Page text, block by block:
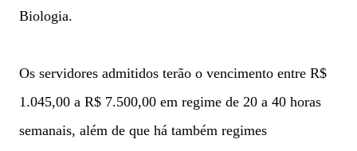
Biologia.
Os servidores admitidos terão o vencimento entre R$
1.045,00 a R$ 7.500,00 em regime de 20 a 40 horas
semanais, além de que há também regimes